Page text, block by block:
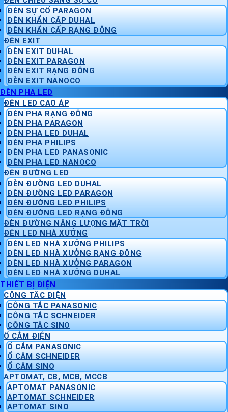
ĐÈN SỰ CỐ PARAGON
ĐÈN KHẨN CẤP DUHAL
ĐÈN KHẨN CẤP RẠNG ĐÔNG
ĐÈN EXIT
ĐÈN EXIT DUHAL
ĐÈN EXIT PARAGON
ĐÈN EXIT RẠNG ĐÔNG
ĐÈN EXIT NANOCO
ĐÈN PHA LED
ĐÈN LED CAO ÁP
ĐÈN PHA RẠNG ĐÔNG
ĐÈN PHA PARAGON
ĐÈN PHA LED DUHAL
ĐÈN PHA PHILIPS
ĐÈN PHA LED PANASONIC
ĐÈN PHA LED NANOCO
ĐÈN ĐƯỜNG LED
ĐÈN ĐƯỜNG LED DUHAL
ĐÈN ĐƯỜNG LED PARAGON
ĐÈN ĐƯỜNG LED PHILIPS
ĐÈN ĐƯỜNG LED RẠNG ĐÔNG
ĐÈN ĐƯỜNG NĂNG LƯỢNG MẶT TRỜI
ĐÈN LED NHÀ XƯỞNG
ĐÈN LED NHÀ XƯỞNG PHILIPS
ĐÈN LED NHÀ XƯỞNG RẠNG ĐÔNG
ĐÈN LED NHÀ XƯỞNG PARAGON
ĐÈN LED NHÀ XƯỞNG DUHAL
THIẾT BỊ ĐIỆN
CÔNG TẮC ĐIỆN
CÔNG TẮC PANASONIC
CÔNG TẮC SCHNEIDER
CÔNG TẮC SINO
Ổ CẮM ĐIỆN
Ổ CẮM PANASONIC
Ổ CẮM SCHNEIDER
Ổ CẮM SINO
APTOMAT, CB, MCB, MCCB
APTOMAT PANASONIC
APTOMAT SCHNEIDER
APTOMAT SINO